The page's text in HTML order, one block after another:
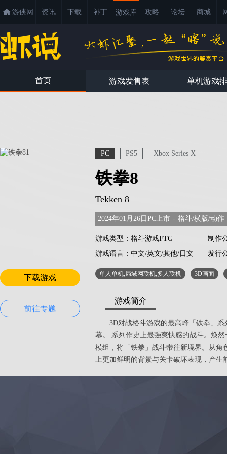
游侠网 资讯 下载 补丁 游戏库 攻略 论坛 商城
首页 游戏发售表 单机游戏
下载游戏
前往专题
PC PS5 Xbox Series X
铁拳8
Tekken 8
2024年01月26日PC上市 - 格斗/横版/动作
游戏类型：格斗游戏FTG
制作
游戏语言： 中文/英文/其他/日文 发行
单人单机,局域网联机,多人联机 3D画面
游戏简介
3D对战格斗游戏的最高峰「铁拳」系
幕。 系列作史上最强爽快感的战斗。焕
模组，将「铁拳」战斗带往新境界。从
上更加鲜明的背景与关卡破坏表现，产生